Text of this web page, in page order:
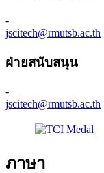
-
jscitech@rmutsb.ac.th
ฝ่ายสนับสนุน
-
jscitech@rmutsb.ac.th
ภาษา